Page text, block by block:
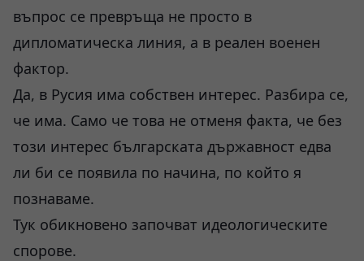
въпрос се превръща не просто в
дипломатическа линия, а в реален военен
фактор.
Да, в Русия има собствен интерес. Разбира се,
че има. Само че това не отменя факта, че без
този интерес българската държавност едва
ли би се появила по начина, по който я
познаваме.
Тук обикновено започват идеологическите
спорове.